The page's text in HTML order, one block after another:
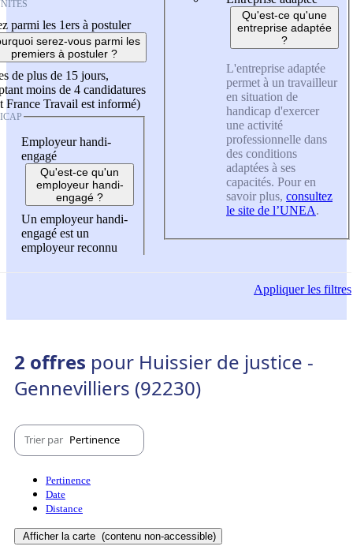
parmi les 1ers à postuler
serez-vous parmi les
premiers à postuler ?
de plus de 15 jours,
moins de 4 candidatures
France Travail est informé)
Employeur handi-
engagé
Qu'est-ce qu'un
employeur handi-
engagé ?
Un employeur handi-
engagé est un
employeur reconnu
Qu'est-ce qu'une
entreprise adaptée
?
L'entreprise adaptée
permet à un travailleur
en situation de
handicap d'exercer
une activité
professionnelle dans
des conditions
adaptées à ses
capacités. Pour en
savoir plus, consultez
le site de l’UNEA.
Appliquerles filtres
2 offres pour Huissier de justice -
Gennevilliers (92230)
Trier par Pertinence
Pertinence
Date
Distance
Afficher la carte (contenu non-accessible)